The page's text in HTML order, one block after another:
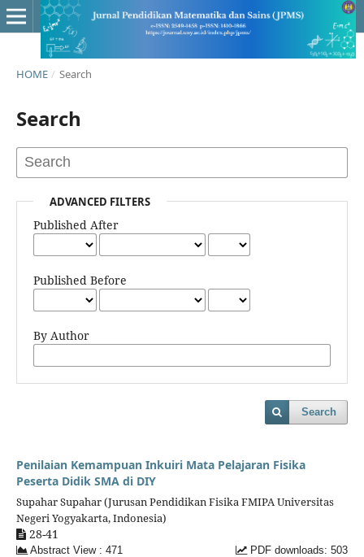
HOME / Search
Search
ADVANCED FILTERS
Published After
Published Before
By Author
Search
Penilaian Kemampuan Inkuiri Mata Pelajaran Fisika
Peserta Didik SMA di DIY
Supahar Supahar (Jurusan Pendidikan Fisika FMIPA Universitas
Negeri Yogyakarta, Indonesia)
28-41
Abstract View : 471
PDF downloads: 503